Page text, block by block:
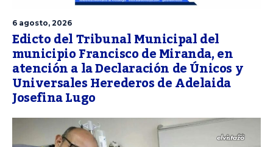
6 agosto, 2026
Edicto del Tribunal Municipal del
municipio Francisco de Miranda, en
atención a la Declaración de Únicos y
Universales Herederos de Adelaida
Josefina Lugo